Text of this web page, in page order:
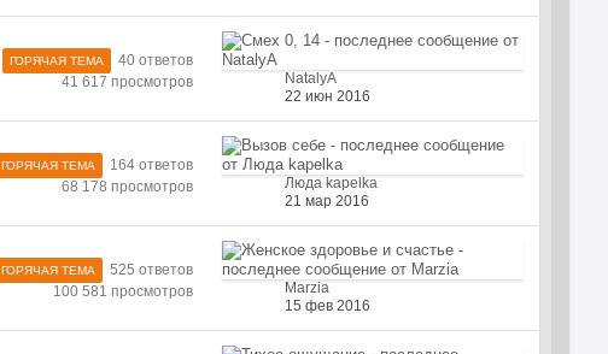
ГОРЯЧАЯ ТЕМА
40 ответов
41 617 просмотров
NatalyA
22 июн 2016
ГОРЯЧАЯ ТЕМА
164 ответов
68 178 просмотров
Люда kapelka
21 мар 2016
ГОРЯЧАЯ ТЕМА
525 ответов
100 581 просмотров
Marzia
15 фев 2016